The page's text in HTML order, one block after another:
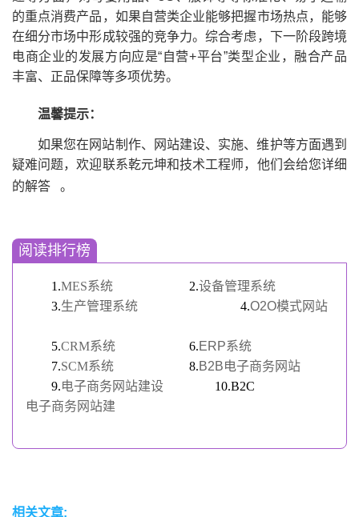
的重点消费产品，如果自营类企业能够把握市场热点，能够
在细分市场中形成较强的竞争力。综合考虑，下一阶段跨境
电商企业的发展方向应是“自营+平台”类型企业，融合产品
丰富、正品保障等多项优势。
温馨提示：
如果您在网站制作、网站建设、实施、维护等方面遇到
疑难问题，欢迎联系乾元坤和技术工程师，他们会给您详细
的解答
。
阅读排行榜
1.MES系统 2.设备管理系统
3.生产管理系统 4.O2O模式网站
5.CRM系统 6.ERP系统
7.SCM系统 8.B2B电子商务网站
9.电子商务网站建设
10.B2C
电子商务网站建
相关文章: